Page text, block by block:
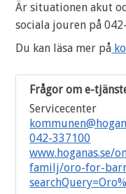
Är situationen akut
sociala jouren på
Du kan läsa mer på
Frågor om e-
Servicecenter
042-337100
www.hoganas.se/
familj/oro-for-